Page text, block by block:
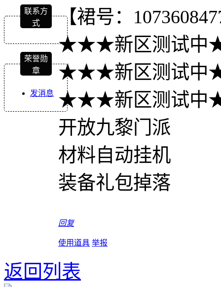
联系方
式
荣誉勋
章
发消息
【裙号：
★★★新区测试
★★★新区测试
★★★新区测试
开放九黎门派
材料自动挂机
装备礼包掉落
回复
使用道具 举报
返回列表